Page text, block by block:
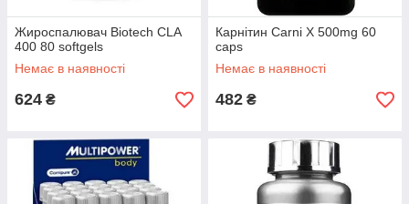
Жироспалювач Biotech CLA
400 80 softgels
Немає в наявності
624 ₴
Карнітин Carni X 500mg 60
caps
Немає в наявності
482 ₴